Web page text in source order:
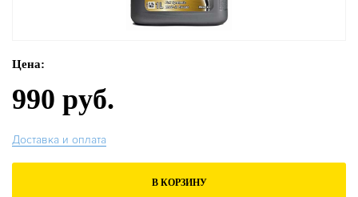
Цена:
990 руб.
Доставка и оплата
В КОРЗИНУ